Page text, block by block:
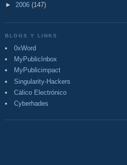
► 2006 (147)
BLOGS Y LINKS
0xWord
MyPublicInbox
MyPublicimpact
Singularity-Hackers
Cálico Electrónico
Cyberhades